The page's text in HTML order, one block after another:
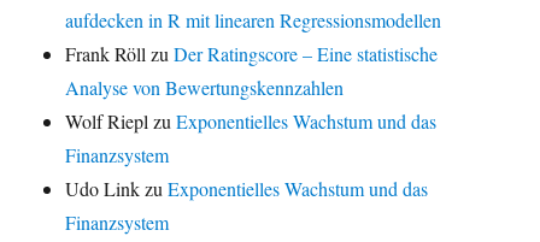
aufdecken in R mit linearen Regressionsmodellen
Frank Röll zuDer Ratingscore – Eine statistische
Analyse von Bewertungskennzahlen
Wolf Riepl zuExponentielles Wachstum und das
Finanzsystem
Udo LinkzuExponentielles Wachstum und das
Finanzsystem